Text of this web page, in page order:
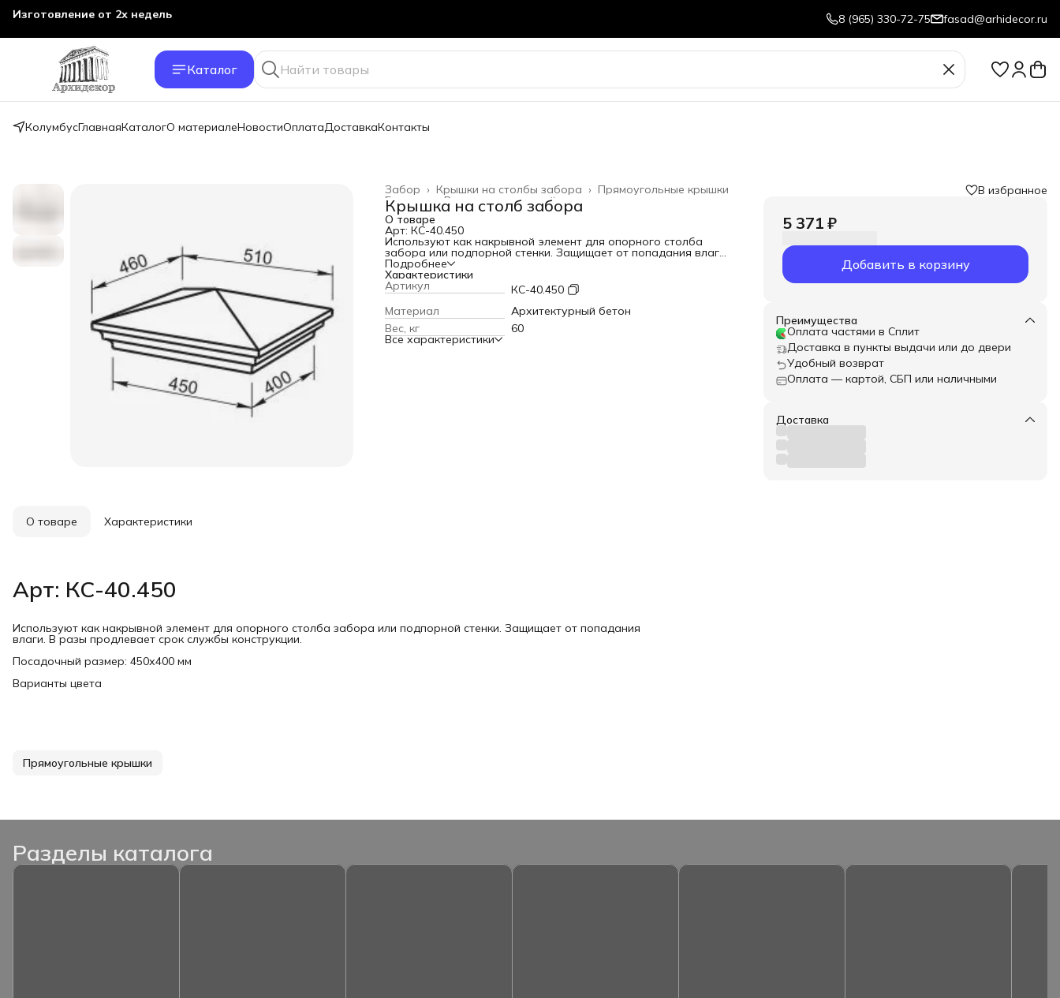
Изготовление от 2х недель 8 (965) 330-72-75 fasad@arhidecor.ru
Каталог
КолумбусГлавнаяКаталогО материалеНовостиОплатаДоставкаКонтакты
Прямоугольные крышки
Крышки на столбы забора ›
Забор ›
Весь архитектурный декор
Главная ›
Крышка на столб забора
О товаре
Арт: КС-40.450
Используют как накрывной элемент для опорного столба
забора или подпорной стенки. Защищает от попадания влаги.
В разы продлевает срок службы конструкции.
Посадочный размер: 450х400 мм
Варианты цвета
Подробнее
Характеристики
Артикул
КС-40.450
Материал
Архитектурный бетон
Вес, кг
60
Все характеристики
В избранное
5 371 ₽
Добавить в корзину
Преимущества
Оплата частями в Сплит
Доставка в пункты выдачи или до двери
Удобный возврат
Оплата — картой, СБП или наличными
Доставка
О товаре Характеристики
Арт: КС-40.450
Используют как накрывной элемент для опорного столба забора или подпорной стенки. Защищает от попадания
влаги. В разы продлевает срок службы конструкции.
Посадочный размер: 450х400 мм
Варианты цвета
Прямоугольные крышки
Разделы каталога